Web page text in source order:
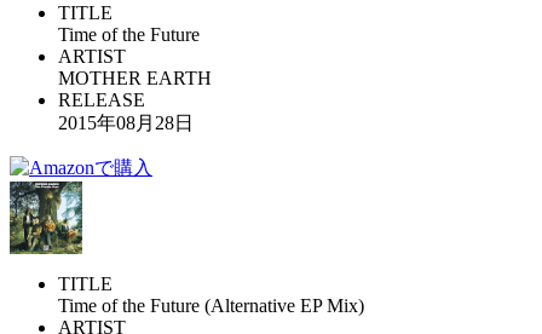
TITLE
Time of the Future
ARTIST
MOTHER EARTH
RELEASE
2015年08月28日
TITLE
Time of the Future (Alternative EP Mix)
ARTIST